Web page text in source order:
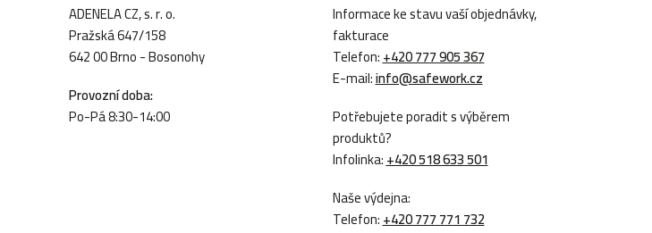
ADENELA CZ, s. r. o.
Pražská 647/158
642 00 Brno - Bosonohy
Provozní doba:
Po-Pá 8:30-14:00
Informace ke stavu vaší objednávky,
fakturace
Telefon:+420 777 905 367
E-mail:info@safework.cz
Potřebujete poradit s výběrem
produktů?
Infolinka:+420 518 633 501
Naše výdejna:
Telefon:+420 777 771 732